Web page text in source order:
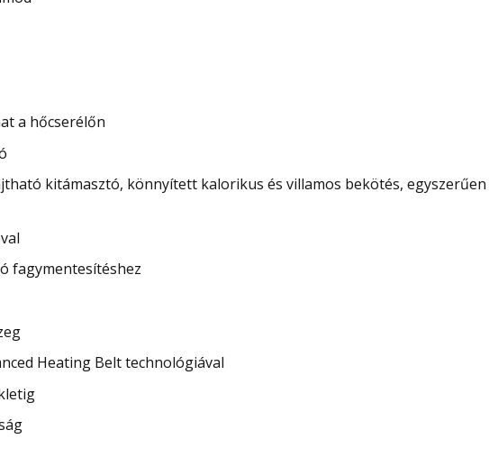
a hőcserélőn
kitámasztó, könnyített kalorikus és villamos bekötés,
fagymentesítéshez
Heating Belt technológiával